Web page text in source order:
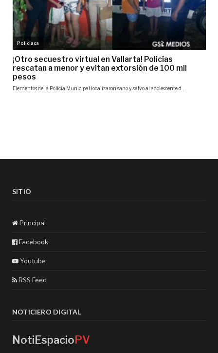
SITIO
Principal
Facebook
Youtube
RSS Feed
NOTICIERO DIGITAL
NotiEspacioPV